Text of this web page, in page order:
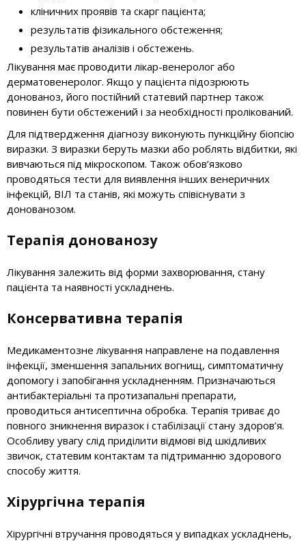
кліничних проявів та скарг пацієнта;
результатів фізикального обстеження;
результатів аналізів і обстежень.
Лікування має проводити лікар-венеролог або
дерматовенеролог. Якщо у пацієнта підозрюють
донованоз, його постійний статевий партнер також
повинен бути обстежений і за необхідності пролікований.
Для підтвердження діагнозу виконують пункційну біопсію
виразки. З виразки беруть мазки або роблять відбитки, які
вивчаються під мікроскопом. Також обов’язково
проводяться тести для виявлення інших венеричних
інфекцій, ВІЛ та станів, які можуть співіснувати з
донованозом.
Терапія донованозу
Лікування залежить від форми захворювання, стану
пацієнта та наявності ускладнень.
Консервативна терапія
Медикаментозне лікування направлене на подавлення
інфекції, зменшення запальних вогнищ, симптоматичну
допомогу і запобігання ускладненням. Призначаються
антибактеріальні та протизапальні препарати,
проводиться антисептична обробка. Терапія триває до
повного зникнення виразок і стабілізації стану здоров’я.
Особливу увагу слід приділити відмові від шкідливих
звичок, статевим контактам та підтриманню здорового
способу життя.
Хірургічна терапія
Хірургічні втручання проводяться у випадках ускладнень,